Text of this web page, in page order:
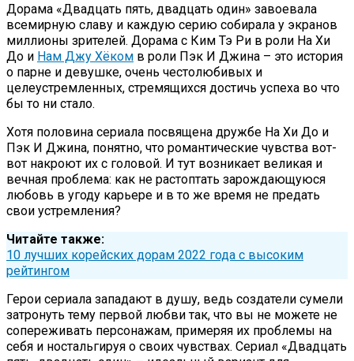
Дорама «Двадцать пять, двадцать один» завоевала
всемирную славу и каждую серию собирала у экранов
миллионы зрителей. Дорама с Ким Тэ Ри в роли На Хи
До и Нам Джу Хёком в роли Пэк И Джина – это история
о парне и девушке, очень честолюбивых и
целеустремленных, стремящихся достичь успеха во что
бы то ни стало.
Хотя половина сериала посвящена дружбе На Хи До и
Пэк И Джина, понятно, что романтические чувства вот-
вот накроют их с головой. И тут возникает великая и
вечная проблема: как не растоптать зарождающуюся
любовь в угоду карьере и в то же время не предать
свои устремления?
Читайте также:
10 лучших корейских дорам 2022 года с высоким
рейтингом
Герои сериала западают в душу, ведь создатели сумели
затронуть тему первой любви так, что вы не можете не
сопереживать персонажам, примеряя их проблемы на
себя и ностальгируя о своих чувствах. Сериал «Двадцать